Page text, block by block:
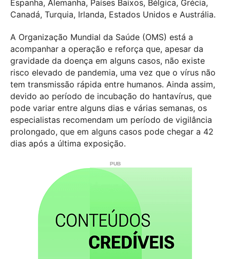
Espanha, Alemanha, Países Baixos, Bélgica, Grécia,
Canadá, Turquia, Irlanda, Estados Unidos e Austrália.
A Organização Mundial da Saúde (OMS) está a
acompanhar a operação e reforça que, apesar da
gravidade da doença em alguns casos, não existe
risco elevado de pandemia, uma vez que o vírus não
tem transmissão rápida entre humanos. Ainda assim,
devido ao período de incubação do hantavírus, que
pode variar entre alguns dias e várias semanas, os
especialistas recomendam um período de vigilância
prolongado, que em alguns casos pode chegar a 42
dias após a última exposição.